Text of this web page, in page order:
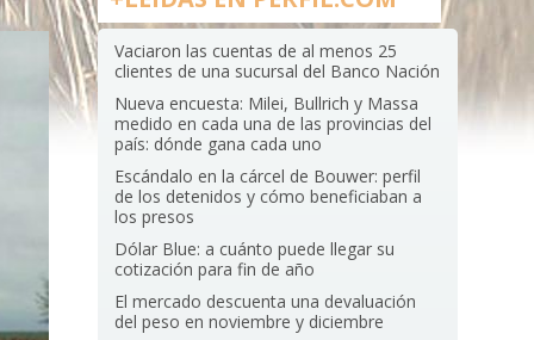
Vaciaron las cuentas de al menos 25
clientes de una sucursal del Banco Nación
Nueva encuesta: Milei, Bullrich y Massa
medido en cada una de las provincias del
país: dónde gana cada uno
Escándalo en la cárcel de Bouwer: perfil
de los detenidos y cómo beneficiaban a
los presos
Dólar Blue: a cuánto puede llegar su
cotización para fin de año
El mercado descuenta una devaluación
del peso en noviembre y diciembre